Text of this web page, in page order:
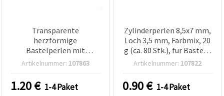
Transparente
herzförmige
Bastelperlen mit
Rosenmotiv, weißer
Loch: 1 mm – 50 g (ca. 100
Stk.)
Artikelnummer: 107863
1.20€ 1-4 Paket
Zylinderperlen 8,5x7 mm,
Loch 3,5 mm, Farbmix, 20
g (ca. 80 Stk.), für Basteln
& Schmuckherstellung
Artikelnummer: 107822
0.90€ 1-4 Paket